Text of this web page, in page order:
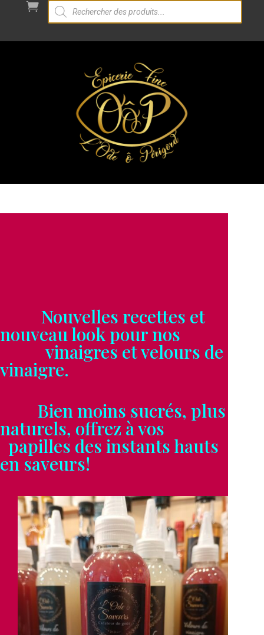

Recherche
de
Nouvelles recettes et
nouveau look pour nos
vinaigres et velours de
vinaigre.
Bien moins sucrés, plus
naturels, offrez à vos
papilles des instants hauts
en saveurs!